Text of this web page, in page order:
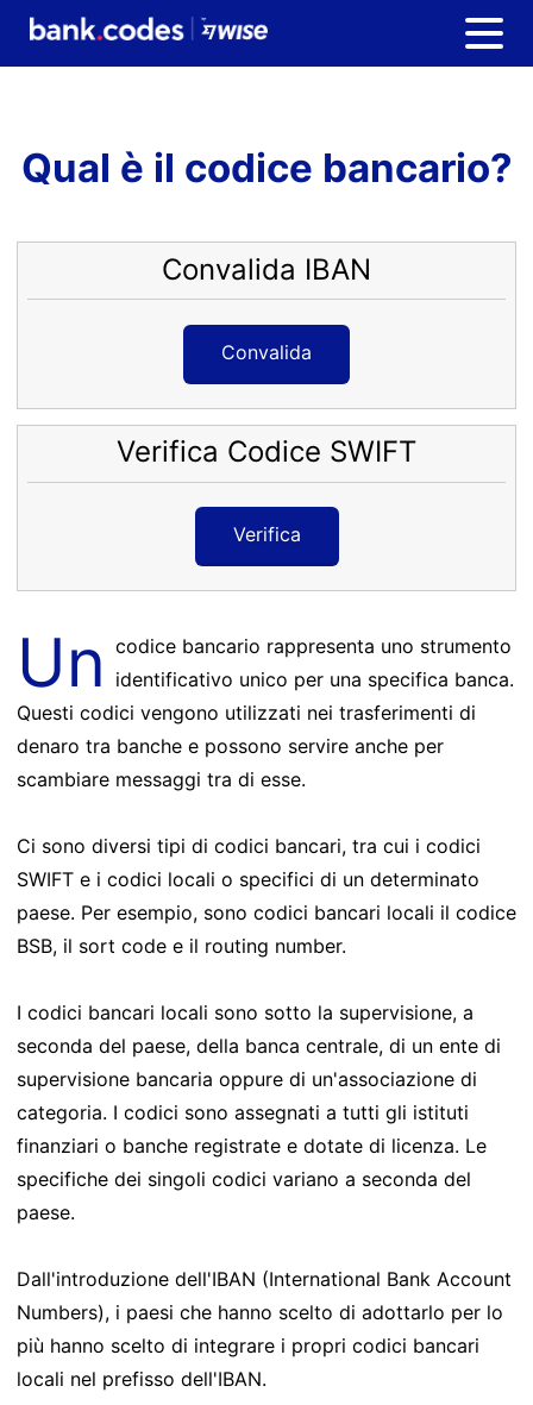
Qual è il codice bancario?
Convalida IBAN
Convalida
Verifica Codice SWIFT
Verifica
Un
codice bancario rappresenta uno strumento
identificativo unico per una specifica banca.
Questi codici vengono utilizzati nei trasferimenti di
denaro tra banche e possono servire anche per
scambiare messaggi tra di esse.
Ci sono diversi tipi di codici bancari, tra cui i codici
SWIFT e i codici locali o specifici di un determinato
paese. Per esempio, sono codici bancari locali il codice
BSB, il sort code e il routing number.
I codici bancari locali sono sotto la supervisione, a
seconda del paese, della banca centrale, di un ente di
supervisione bancaria oppure di un'associazione di
categoria. I codici sono assegnati a tutti gli istituti
finanziari o banche registrate e dotate di licenza. Le
specifiche dei singoli codici variano a seconda del
paese.
Dall'introduzione dell'IBAN (International Bank Account
Numbers), i paesi che hanno scelto di adottarlo per lo
più hanno scelto di integrare i propri codici bancari
locali nel prefisso dell'IBAN.